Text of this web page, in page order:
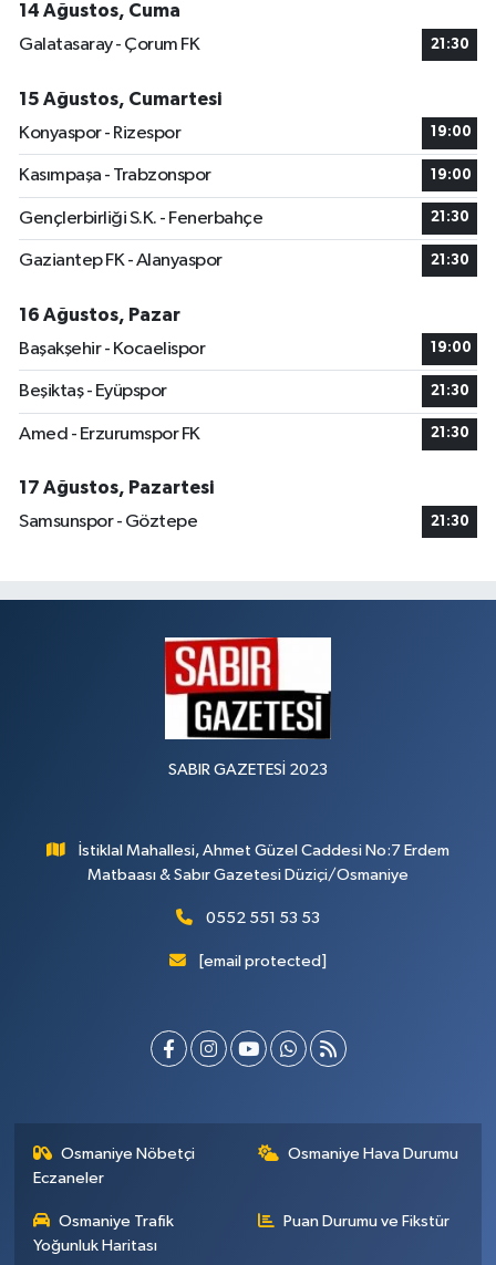
14 Ağustos, Cuma
Galatasaray - Çorum FK
21:30
15 Ağustos, Cumartesi
Konyaspor - Rizespor
19:00
Kasımpaşa - Trabzonspor 19:00
Gençlerbirliği S.K. - Fenerbahçe 21:30
Gaziantep FK - Alanyaspor 21:30
16 Ağustos, Pazar
Başakşehir - Kocaelispor
19:00
Beşiktaş - Eyüpspor 21:30
Amed - Erzurumspor FK 21:30
17 Ağustos, Pazartesi
Samsunspor - Göztepe
21:30
SABIR GAZETESİ 2023
İstiklal Mahallesi, Ahmet Güzel Caddesi No:7 Erdem
Matbaası & Sabır Gazetesi Düziçi/Osmaniye
0552 551 53 53
[email protected]
Osmaniye Nöbetçi
Eczaneler
Osmaniye Hava Durumu
Osmaniye Trafik
Yoğunluk Haritası
Puan Durumu ve Fikstür